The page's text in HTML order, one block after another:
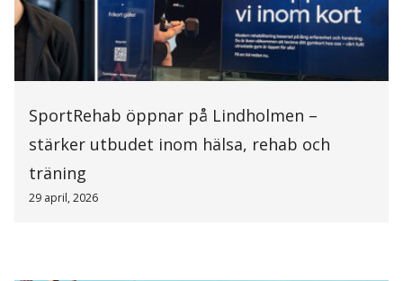
SportRehab öppnar på Lindholmen –
stärker utbudet inom hälsa, rehab och
träning
29 april, 2026